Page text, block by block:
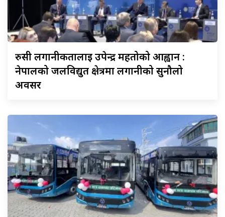
रुसीलगानीकर्तालाई उपेन्द्र महतोको आह्वान :
नेपालको जलविद्युत क्षेत्रमा लगानीको सुनौलो
अवसर